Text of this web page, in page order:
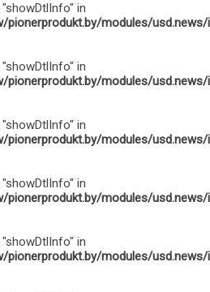
in
modules/usd.news/
in
modules/usd.news/
in
modules/usd.news/
in
modules/usd.news/
in
modules/usd.news/